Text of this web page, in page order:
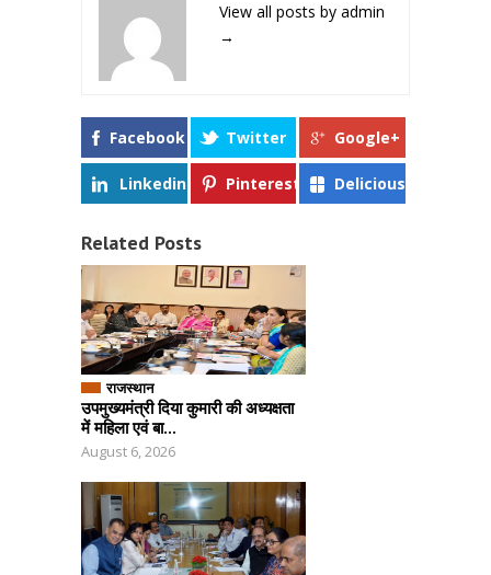
View all posts by admin
→
Facebook Twitter Google+
Linkedin Pinterest Delicious
Related Posts
राजस्थान
उपमुख्यमंत्री दिया कुमारी की अध्यक्षता
में महिला एवं बा...
August 6, 2026